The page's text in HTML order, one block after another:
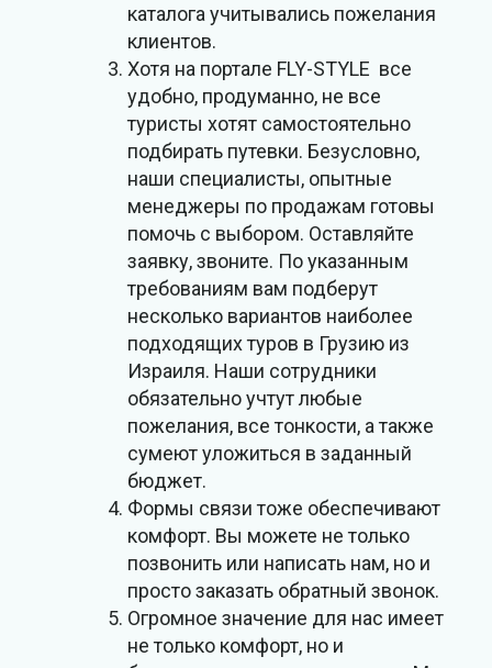
каталога учитывались пожелания
клиентов.
Хотя на портале FLY-STYLE все
удобно, продуманно, не все
туристы хотят самостоятельно
подбирать путевки. Безусловно,
наши специалисты, опытные
менеджеры по продажам готовы
помочь с выбором. Оставляйте
заявку, звоните. По указанным
требованиям вам подберут
несколько вариантов наиболее
подходящих туров в Грузию из
Израиля. Наши сотрудники
обязательно учтут любые
пожелания, все тонкости, а также
сумеют уложиться в заданный
бюджет.
Формы связи тоже обеспечивают
комфорт. Вы можете не только
позвонить или написать нам, но и
просто заказать обратный звонок.
Огромное значение для нас имеет
не только комфорт, но и